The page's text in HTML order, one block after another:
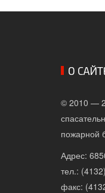
О
© 2010 —
пожарной
Адрес:
тел.:
факс: